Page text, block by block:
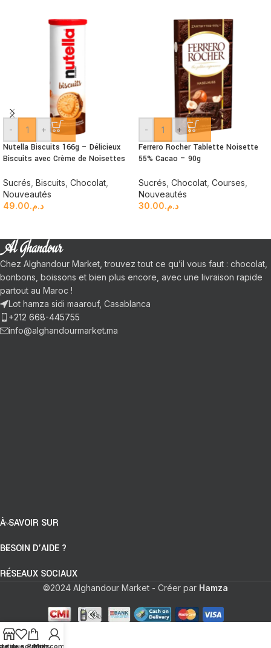
- +
Nutella Biscuits 166g – Délicieux
Biscuits avec Crème de Noisettes
Sucrés Biscuits Chocolat
Nouveautés
د.م.49.00
- +
Ferrero Rocher Tablette Noisette
55% Cacao – 90g
Sucrés Chocolat Courses
Nouveautés
د.م.30.00
Chez Alghandour Market, trouvez tout ce qu’il vous faut : chocolat,
bonbons, boissons et bien plus encore, avec une livraison rapide
partout au Maroc !
Lot hamza sidi maarouf, Casablanca
+212 668-445755
info@alghandourmarket.ma
À SAVOIR SUR
BESOIN D’AIDE ?
RÉSEAUX SOCIAUX
©2024 Alghandour Market - Créer par Hamza
de souhaits
Panier
Mon compte